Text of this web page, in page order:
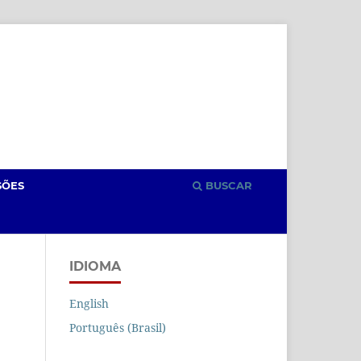
BUSCAR
IDIOMA
English
Português (Brasil)